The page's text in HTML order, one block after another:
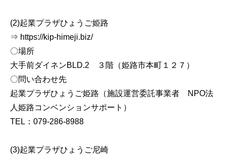
(2)起業プラザひょうご姫路
⇒ https://kip-himeji.biz/
〇場所
大手前ダイネンBLD.2 ３階（姫路市本町１２７）
〇問い合わせ先
起業プラザひょうご姫路（施設運営委託事業者 NPO法
人姫路コンベンションサポート）
TEL：079-286-8988
(3)起業プラザひょうご尼崎